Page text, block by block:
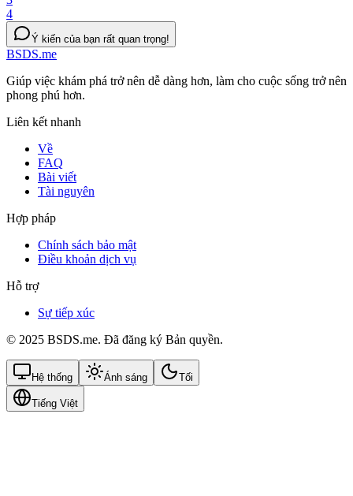
4
Ý kiến của bạn rất quan trọng!
BSDS.me
Giúp việc khám phá trở nên dễ dàng hơn, làm cho cuộc sống trở nên
phong phú hơn.
Liên kết nhanh
Về
FAQ
Bài viết
Tài nguyên
Hợp pháp
Chính sách bảo mật
Điều khoản dịch vụ
Hỗ trợ
Sự tiếp xúc
© 2025 BSDS.me. Đã đăng ký Bản quyền.
Hệ thống Ánh sáng Tối
Tiếng Việt